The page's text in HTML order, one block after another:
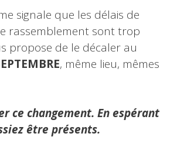
signale que les délais de
rassemblement sont trop
propose de le décaler au
, même lieu, mêmes
ce changement. En espérant
être présents.